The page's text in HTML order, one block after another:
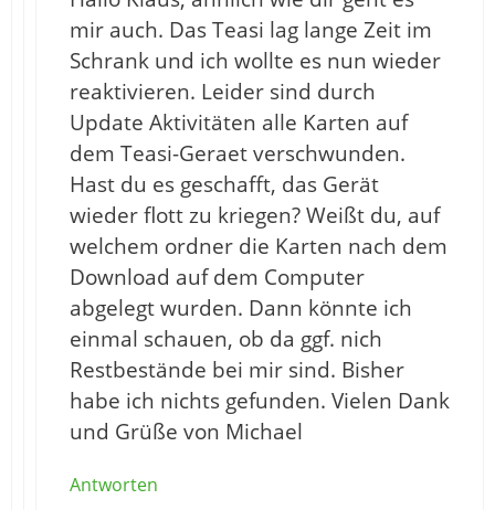
mir auch. Das Teasi lag lange Zeit im
Schrank und ich wollte es nun wieder
reaktivieren. Leider sind durch
Update Aktivitäten alle Karten auf
dem Teasi-Geraet verschwunden.
Hast du es geschafft, das Gerät
wieder flott zu kriegen? Weißt du, auf
welchem ordner die Karten nach dem
Download auf dem Computer
abgelegt wurden. Dann könnte ich
einmal schauen, ob da ggf. nich
Restbestände bei mir sind. Bisher
habe ich nichts gefunden. Vielen Dank
und Grüße von Michael
Antworten